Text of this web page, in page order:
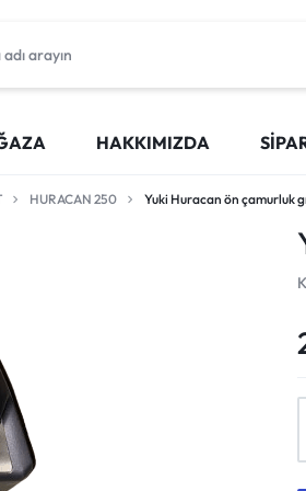
HAKKIMIZDA
HURACAN 250 Yuki Huracan ön çamurluk